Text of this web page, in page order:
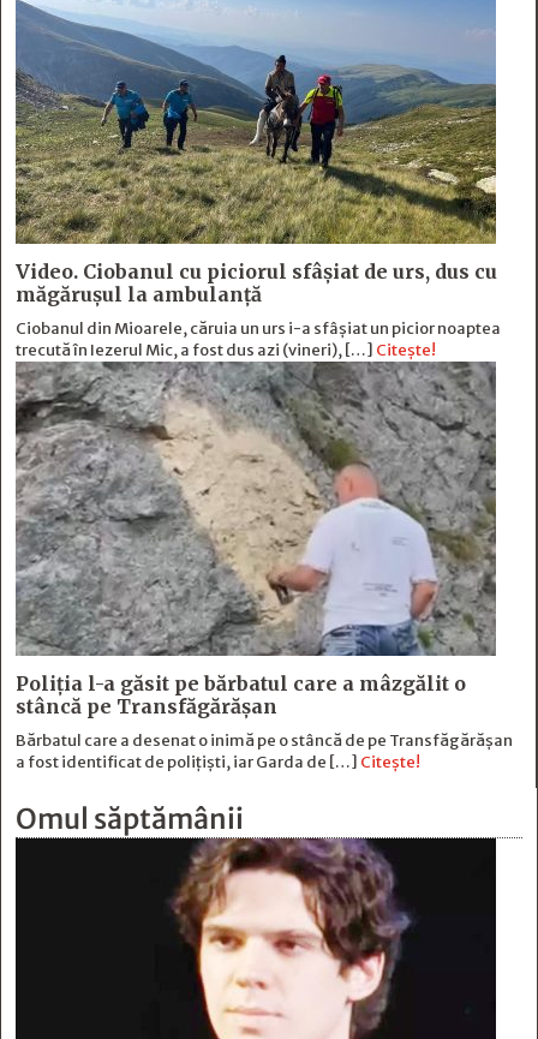
Video. Ciobanul cu piciorul sfâșiat de urs, dus cu
măgărușul la ambulanță
Ciobanul din Mioarele, căruia un urs i-a sfâșiat un picior noaptea
trecută în Iezerul Mic, a fost dus azi (vineri), […] Citește!
Poliția l-a găsit pe bărbatul care a mâzgălit o
stâncă pe Transfăgărășan
Bărbatul care a desenat o inimă pe o stâncă de pe Transfăgărășan
a fost identificat de polițiști, iar Garda de […] Citește!
Omul săptămânii